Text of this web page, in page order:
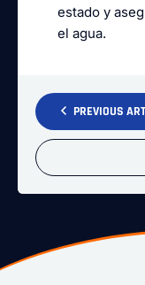
estado y
el agua.
PREVIOUS